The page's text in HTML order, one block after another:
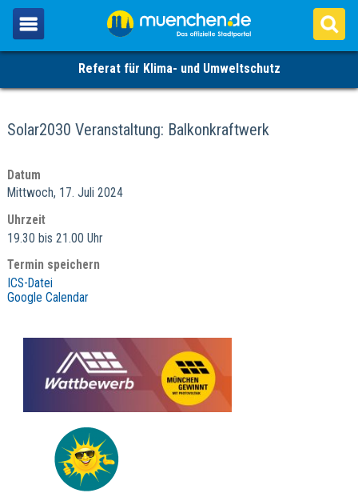
Referat für Klima- und Umweltschutz
Solar2030 Veranstaltung: Balkonkraftwerk
Datum
Mittwoch, 17. Juli 2024
Uhrzeit
19.30 bis 21.00 Uhr
Termin speichern
ICS-Datei
Google Calendar